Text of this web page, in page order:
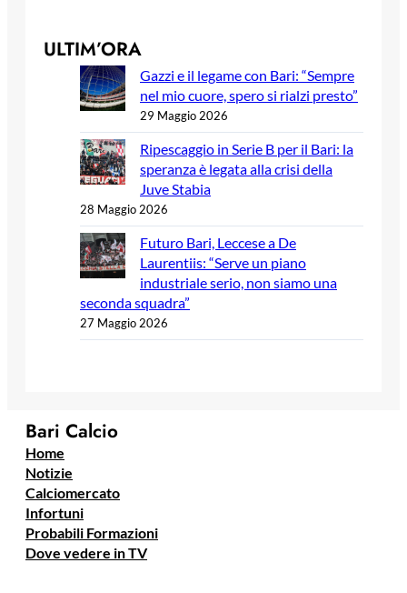
ULTIM’ORA
Gazzi e il legame con Bari: “Sempre
nel mio cuore, spero si rialzi presto”
29 Maggio 2026
Ripescaggio in Serie B per il Bari: la
speranza è legata alla crisi della
Juve Stabia
28 Maggio 2026
Futuro Bari, Leccese a De
Laurentiis: “Serve un piano
industriale serio, non siamo una
seconda squadra”
27 Maggio 2026
Bari Calcio
Home
Notizie
Calciomercato
Infortuni
Probabili Formazioni
Dove vedere in TV